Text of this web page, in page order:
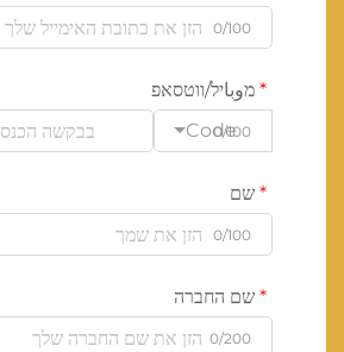
0/100
מوباיל/ווטסאפ
Code
0/100
שם
0/100
שם החברה
0/200